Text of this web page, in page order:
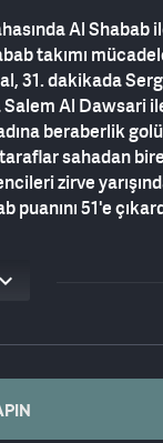
Al Shabab
takımı
31. dakikada
Al Dawsari
beraberlik
sahadan
zirve
51'e